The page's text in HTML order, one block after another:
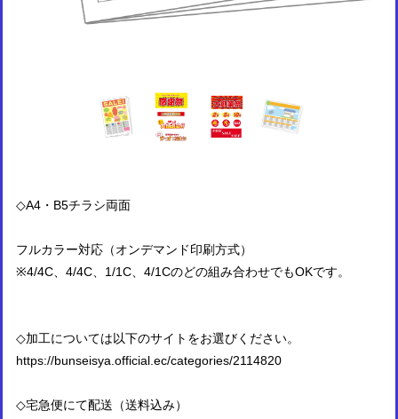
◇A4・B5チラシ両面
フルカラー対応（オンデマンド印刷方式）
※4/4C、4/4C、1/1C、4/1Cのどの組み合わせでもOKです。
◇加工については以下のサイトをお選びください。
https://bunseisya.official.ec/categories/2114820
◇宅急便にて配送（送料込み）